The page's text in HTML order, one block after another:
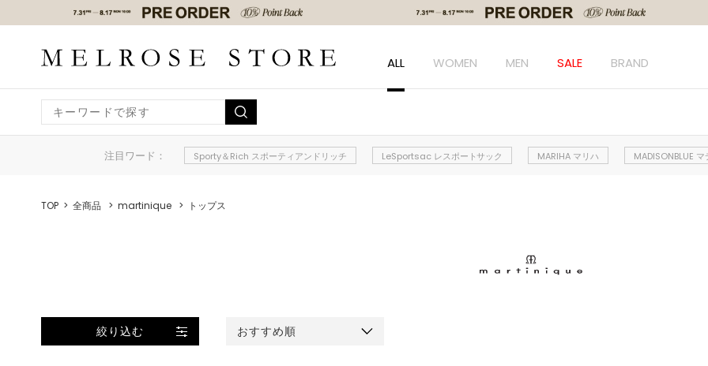
ALL WOMEN MEN SALE BRAND
注目ワード： Sporty＆Rich スポーティアンドリッチ LeSportsac レスポートサック MARIHA マリハ MADISONBLUE
TOP 全商品 martinique トップス
絞り込む おすすめ順